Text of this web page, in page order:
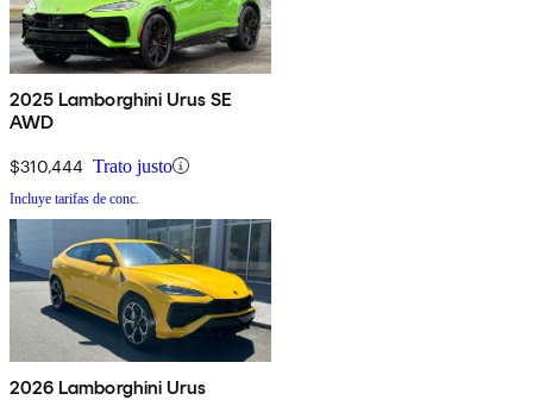
2025 Lamborghini Urus SE
AWD
$310,444 Trato justo
Incluye tarifas de conc.
2026 Lamborghini Urus